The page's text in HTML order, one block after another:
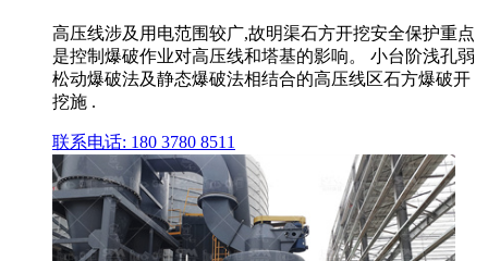
高压线涉及用电范围较广,故明渠石方开挖安全保护重点
是控制爆破作业对高压线和塔基的影响。 小台阶浅孔弱
松动爆破法及静态爆破法相结合的高压线区石方爆破开
挖施 .
联系电话: 180 3780 8511